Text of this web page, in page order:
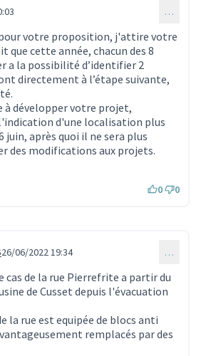
…
votre proposition, j'attire votre
cette année, chacun des 8
a la possibilité d’identifier 2
directement à l’étape suivante,
à développer votre projet,
d'une localisation plus
juin, après quoi il ne sera plus
des modifications aux projets.
0 0
26/06/2022 19:34 …
cas de la rue Pierrefrite a partir du
de Cusset depuis l'évacuation
la rue est equipée de blocs anti
remplacés par des